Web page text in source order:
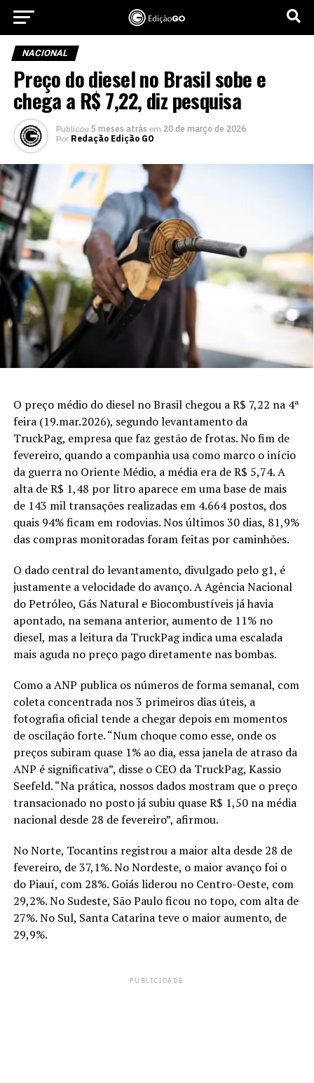
NACIONAL
Preço do diesel no Brasil sobe e
chega a R$ 7,22, diz pesquisa
Publicou 5 meses atrás em 20 de março de 2026
Por Redação Edição GO
O preço médio do diesel no Brasil chegou a R$ 7,22 na 4ª
feira (19.mar.2026), segundo levantamento da
TruckPag, empresa que faz gestão de frotas. No fim de
fevereiro, quando a companhia usa como marco o início
da guerra no Oriente Médio, a média era de R$ 5,74. A
alta de R$ 1,48 por litro aparece em uma base de mais
de 143 mil transações realizadas em 4.664 postos, dos
quais 94% ficam em rodovias. Nos últimos 30 dias, 81,9%
das compras monitoradas foram feitas por caminhões.
O dado central do levantamento, divulgado pelo g1, é
justamente a velocidade do avanço. A Agência Nacional
do Petróleo, Gás Natural e Biocombustíveis já havia
apontado, na semana anterior, aumento de 11% no
diesel, mas a leitura da TruckPag indica uma escalada
mais aguda no preço pago diretamente nas bombas.
Como a ANP publica os números de forma semanal, com
coleta concentrada nos 3 primeiros dias úteis, a
fotografia oficial tende a chegar depois em momentos
de oscilação forte. “Num choque como esse, onde os
preços subiram quase 1% ao dia, essa janela de atraso da
ANP é significativa”, disse o CEO da TruckPag, Kassio
Seefeld. “Na prática, nossos dados mostram que o preço
transacionado no posto já subiu quase R$ 1,50 na média
nacional desde 28 de fevereiro”, afirmou.
No Norte, Tocantins registrou a maior alta desde 28 de
fevereiro, de 37,1%. No Nordeste, o maior avanço foi o
do Piauí, com 28%. Goiás liderou no Centro-Oeste, com
29,2%. No Sudeste, São Paulo ficou no topo, com alta de
27%. No Sul, Santa Catarina teve o maior aumento, de
29,9%.
PUBLICIDADE